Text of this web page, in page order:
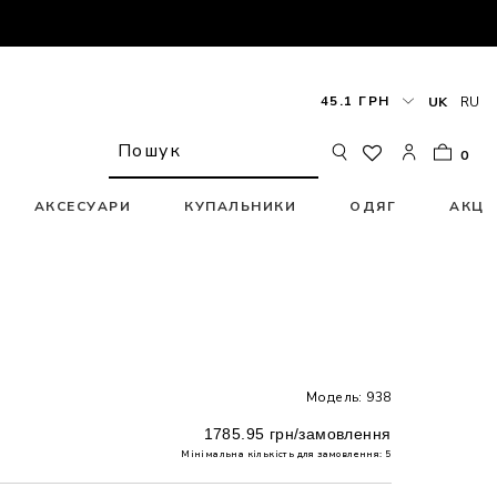
45.1 ГРН UK RU
0
АКСЕСУАРИ КУПАЛЬНИКИ ОДЯГ
Модель: 938
1785.95 грн/замовлення
Мінімальна кількість для замовлення: 5